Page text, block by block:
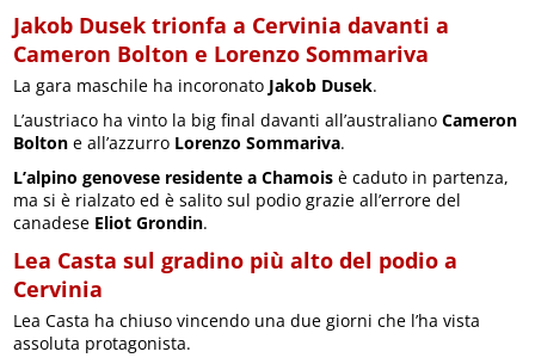
Jakob Dusek trionfa a Cervinia davanti a
Cameron Bolton e Lorenzo Sommariva
La gara maschile ha incoronato Jakob Dusek.
L’austriaco ha vinto la big final davanti all’australianoCameron
Bolton e all’azzurro Lorenzo Sommariva.
L’alpino genovese residente a Chamois è caduto in partenza,
ma si è rialzato ed è salito sul podio grazie all’errore del
canadese Eliot Grondin.
Lea Casta sul gradino più alto del podio a
Cervinia
Lea Casta ha chiuso vincendo una due giorni che l’ha vista
assoluta protagonista.